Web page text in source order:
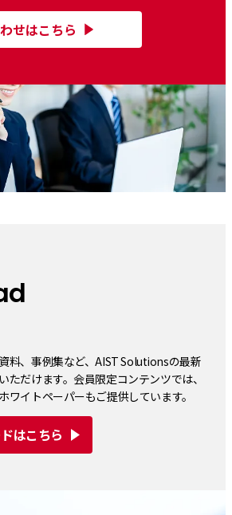
せはこちら
料、事例集など、AIST Solutionsの最新
ただけます。会員限定コンテンツでは、
ワイトペーパーもご提供しています。
はこちら